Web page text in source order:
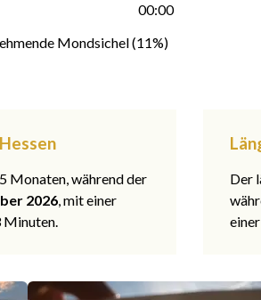
00:00
Mondsichel (11%)
Monaten, während der
2026, mit einer
Minuten.
Der